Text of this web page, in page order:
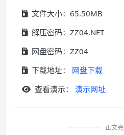
文件大小：65.50MB
解压密码：ZZ04.NET
网盘密码：ZZ04
下载地址：
网盘下载
查看演示：
演示网址
正文完